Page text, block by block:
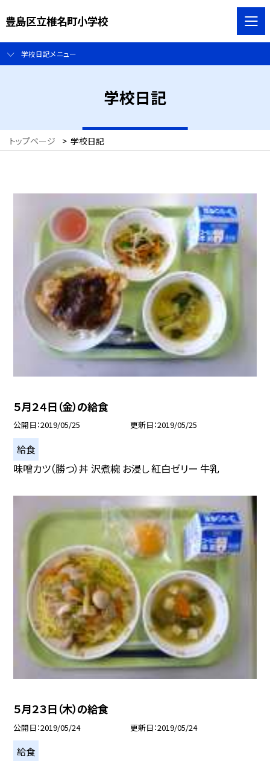
豊島区立椎名町小学校
学校日記メニュー
学校日記
トップページ > 学校日記
５月２４日（金）の給食
公開日 2019/05/25 更新日 2019/05/25
給食
味噌カツ（勝つ）丼 沢煮椀 お浸し 紅白ゼリー 牛乳
５月２３日（木）の給食
公開日 2019/05/24 更新日 2019/05/24
給食